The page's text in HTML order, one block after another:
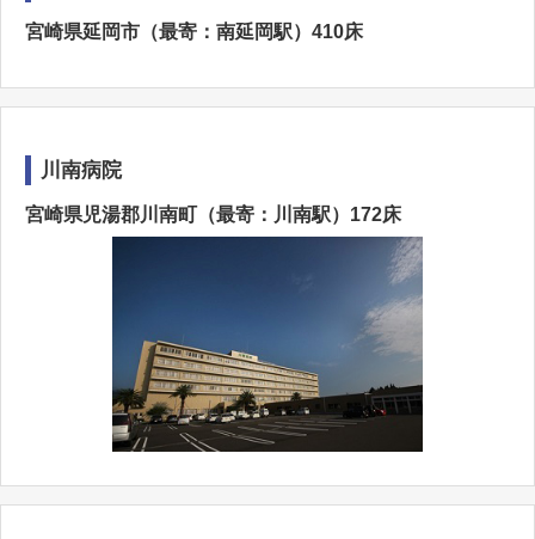
宮崎県延岡市（最寄：南延岡駅）410床
川南病院
宮崎県児湯郡川南町（最寄：川南駅）172床